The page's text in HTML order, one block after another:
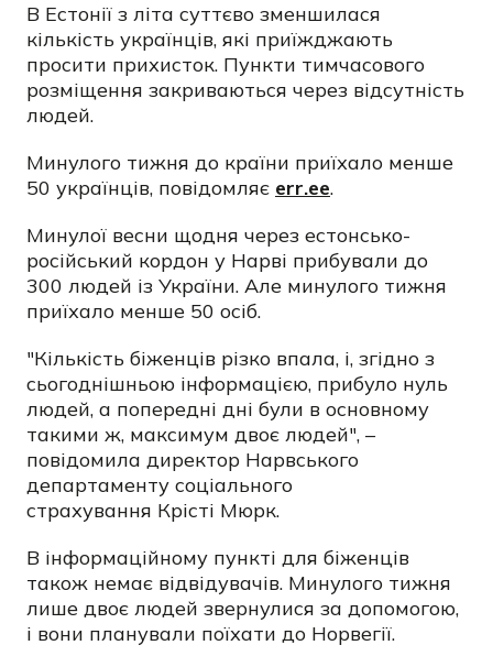
В Естонії з літа суттєво зменшилася
кількість українців, які приїжджають
просити прихисток. Пункти тимчасового
розміщення закриваються через відсутність
людей.
Минулого тижня до країни приїхало менше
50 українців, повідомляє err.ee.
Минулої весни щодня через естонсько-
російський кордон у Нарві прибували до
300 людей із України. Але минулого тижня
приїхало менше 50 осіб.
"Кількість біженців різко впала, і, згідно з
сьогоднішньою інформацією, прибуло нуль
людей, а попередні дні були в основному
такими ж, максимум двоє людей", –
повідомила директор Нарвського
департаменту соціального
страхування Крісті Мюрк.
В інформаційному пункті для біженців
також немає відвідувачів. Минулого тижня
лише двоє людей звернулися за допомогою,
і вони планували поїхати до Норвегії.